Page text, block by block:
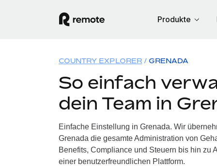
Produkte
COUNTRY EXPLORER GRENADA
So einfach
dein Team in
Einfache Einstellung in Grenada. Wir
Grenada die gesamte Administration von
Benefits, Compliance und Steuern bis hin zu
einer benutzerfreundlichen Plattform.